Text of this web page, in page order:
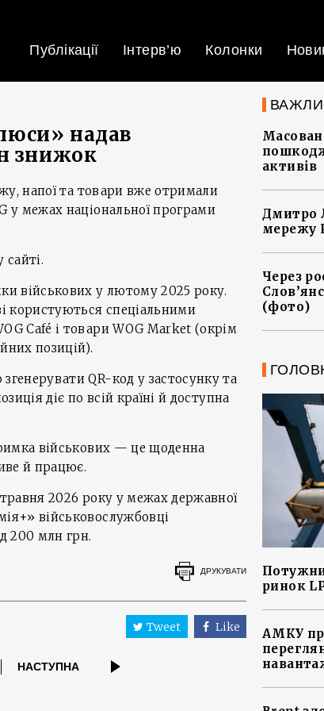
Публікації Інтерв’ю Колонки
надав
знижок
напої та товари вже отримали
у межах національної програми
військових у лютому 2025 року.
користуються спеціальними
Café і товари WOG Market (окрім
позицій).
QR-код у застосунку та
діє по всій країні й доступна
військових — це щоденна
й працює.
2026 року у межах державної
військовослужбовці
200 млн грн.
ДРУКУВАТИ
Tweet Like
НАСТУПНА
активів
Дмитро
мережу
Через
(фото)
ринок
АМКУ